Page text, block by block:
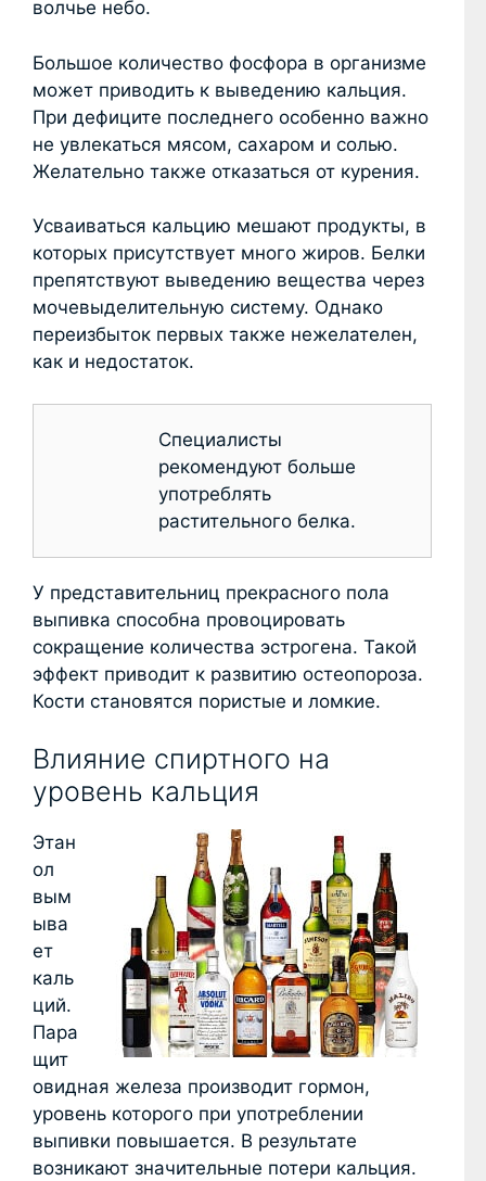
волчье небо.
Большое количество фосфора в организме
может приводить к выведению кальция.
При дефиците последнего особенно важно
не увлекаться мясом, сахаром и солью.
Желательно также отказаться от курения.
Усваиваться кальцию мешают продукты, в
которых присутствует много жиров. Белки
препятствуют выведению вещества через
мочевыделительную систему. Однако
переизбыток первых также нежелателен,
как и недостаток.
Специалисты
рекомендуют больше
употреблять
растительного белка.
У представительниц прекрасного пола
выпивка способна провоцировать
сокращение количества эстрогена. Такой
эффект приводит к развитию остеопороза.
Кости становятся пористые и ломкие.
Влияние спиртного на
уровень кальция
Этан
ол
вым
ыва
ет
каль
ций.
Пара
щит
овидная железа производит гормон,
уровень которого при употреблении
выпивки повышается. В результате
возникают значительные потери кальция.